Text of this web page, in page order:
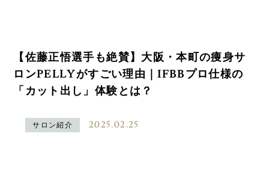
【佐藤正悟選手も絶賛】大阪・本町の痩身サ
ロンPELLYがすごい理由｜IFBBプロ仕様の
「カット出し」体験とは？
サロン紹介 2025.02.25